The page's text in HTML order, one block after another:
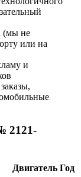
(мы не
или на
и
2121-
Двигатель Год